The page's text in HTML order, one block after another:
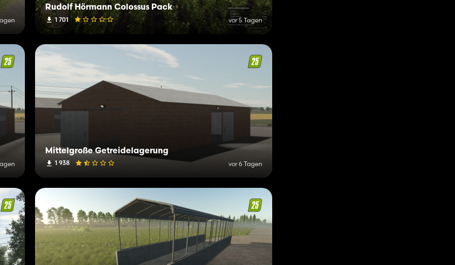
Rudolf Hörmann Colossus Pack
1 701 vor 5 Tagen
Mittelgroße Getreidelagerung
1 938 vor 6 Tagen